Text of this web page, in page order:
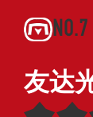
NO.7
友达